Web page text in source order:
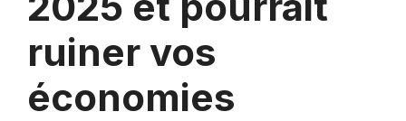
ruiner vos
économies